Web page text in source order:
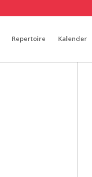
Repertoire Kalender